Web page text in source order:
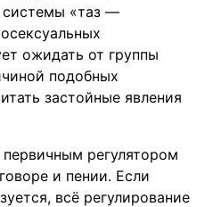
«таз —
ожидать от группы
подобных
застойные явления
регулятором
и пении. Если
всё регулирование